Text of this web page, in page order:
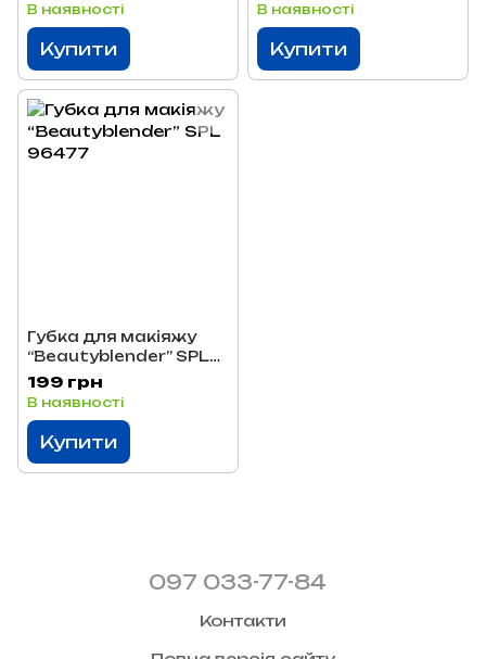
В наявності
Купити
В наявності
Купити
Губка для макіяжу
“Beautyblender” SPL
96477
199 грн
В наявності
Купити
097 033-77-84
Контакти